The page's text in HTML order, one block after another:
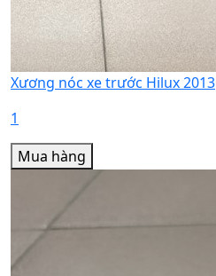
Xương nóc xe trước Hilux 2013
1
Mua hàng